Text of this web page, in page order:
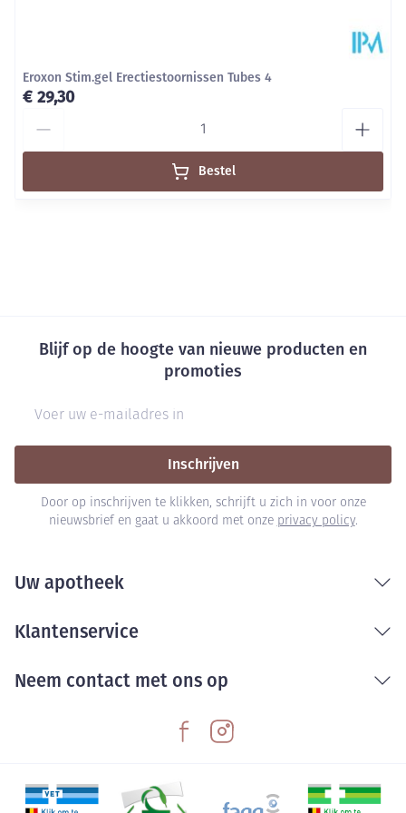
Eroxon Stim.gel Erectiestoornissen Tubes 4
€ 29,30
Bestel
Blijf op de hoogte van nieuwe producten en
promoties
Inschrijven
Door op inschrijven te klikken, schrijft u zich in voor onze
nieuwsbrief en gaat u akkoord met onze privacy policy.
Uw apotheek
Klantenservice
Neem contact met ons op